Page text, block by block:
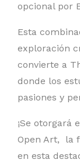
opcional por
Esta
exploración
convierte a
donde los
pasiones y
¡Se otorgará
Open Art, la
en esta